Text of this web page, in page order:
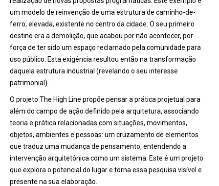
um modelo de reinvenção de uma estrutura de caminho-de-
ferro, elevada, existente no centro da cidade. O seu primeiro
destino era a demolição, que acabou por não acontecer, por
força de ter sido um espaço reclamado pela comunidade para
uso público. Esta exigência resultou então na transformação
daquela estrutura industrial (revelando o seu interesse
patrimonial).
O projeto The High Line propõe pensar a prática projetual para
além do campo de ação definido pela arquitetura, associando
teoria e prática relacionadas com situações, movimentos,
objetos, ambientes e pessoas: um cruzamento de elementos
que traduz uma mudança de pensamento, entendendo a
intervenção arquitetónica como um sistema. Este é um projeto
que explora o potencial do lugar e torna essa pesquisa visível e
presente na sua elaboração.